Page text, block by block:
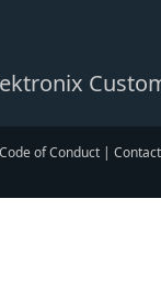
Code of Conduct |